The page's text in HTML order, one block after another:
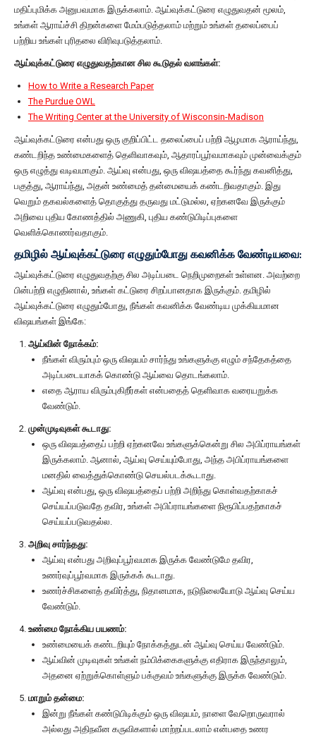
மதிப்புமிக்க அனுபவமாக இருக்கலாம். ஆய்வுக்கட்டுரை எழுதுவதன் மூலம்,
உங்கள் ஆராய்ச்சி திறன்களை மேம்படுத்தலாம் மற்றும் உங்கள் தலைப்பைப்
பற்றிய உங்கள் புரிதலை விரிவுபடுத்தலாம்.
ஆய்வுக்கட்டுரை எழுதுவதற்கான சில கூடுதல் வளங்கள்:
How to Write a Research Paper
The Purdue OWL
The Writing Center at the University of Wisconsin-Madison
ஆய்வுக்கட்டுரை என்பது ஒரு குறிப்பிட்ட தலைப்பைப் பற்றி ஆழமாக ஆராய்ந்து,
கண்டறிந்த உண்மைகளைத் தெளிவாகவும், ஆதாரப்பூர்வமாகவும் முன்வைக்கும்
ஒரு எழுத்து வடிவமாகும். ஆய்வு என்பது, ஒரு விஷயத்தை கூர்ந்து கவனித்து,
பகுத்து, ஆராய்ந்து, அதன் உண்மைத் தன்மையைக் கண்டறிவதாகும். இது
வெறும் தகவல்களைத் தொகுத்து தருவது மட்டுமல்ல, ஏற்கனவே இருக்கும்
அறிவை புதிய கோணத்தில் அணுகி, புதிய கண்டுபிடிப்புகளை
வெளிக்கொணர்வதாகும்.
தமிழில் ஆய்வுக்கட்டுரை எழுதும்போது கவனிக்க வேண்டியவை:
ஆய்வுக்கட்டுரை எழுதுவதற்கு சில அடிப்படை நெறிமுறைகள் உள்ளன. அவற்றை
பின்பற்றி எழுதினால், உங்கள் கட்டுரை சிறப்பானதாக இருக்கும். தமிழில்
ஆய்வுக்கட்டுரை எழுதும்போது, நீங்கள் கவனிக்க வேண்டிய முக்கியமான
விஷயங்கள் இங்கே:
ஆய்வின் நோக்கம்:
நீங்கள் விரும்பும் ஒரு விஷயம் சார்ந்து உங்களுக்கு எழும் சந்தேகத்தை
அடிப்படையாகக் கொண்டு ஆய்வை தொடங்கலாம்.
எதை ஆராய விரும்புகிறீர்கள் என்பதைத் தெளிவாக வரையறுக்க
வேண்டும்.
முன்முடிவுகள் கூடாது:
ஒரு விஷயத்தைப் பற்றி ஏற்கனவே உங்களுக்கென்று சில அபிப்ராயங்கள்
இருக்கலாம். ஆனால், ஆய்வு செய்யும்போது, அந்த அபிப்ராயங்களை
மனதில் வைத்துக்கொண்டு செயல்படக்கூடாது.
ஆய்வு என்பது, ஒரு விஷயத்தைப் பற்றி அறிந்து கொள்வதற்காகச்
செய்யப்படுவதே தவிர, உங்கள் அபிப்ராயங்களை நிரூபிப்பதற்காகச்
செய்யப்படுவதல்ல.
அறிவு சார்ந்தது:
ஆய்வு என்பது அறிவுப்பூர்வமாக இருக்க வேண்டுமே தவிர,
உணர்வுப்பூர்வமாக இருக்கக் கூடாது.
உணர்ச்சிகளைத் தவிர்த்து, நிதானமாக, நடுநிலையோடு ஆய்வு செய்ய
வேண்டும்.
உண்மை நோக்கிய பயணம்:
உண்மையைக் கண்டறியும் நோக்கத்துடன் ஆய்வு செய்ய வேண்டும்.
ஆய்வின் முடிவுகள் உங்கள் நம்பிக்கைகளுக்கு எதிராக இருந்தாலும்,
அதனை ஏற்றுக்கொள்ளும் பக்குவம் உங்களுக்கு இருக்க வேண்டும்.
மாறும் தன்மை:
இன்று நீங்கள் கண்டுபிடிக்கும் ஒரு விஷயம், நாளை வேறொருவரால்
அல்லது அதிநவீன கருவிகளால் மாற்றப்படலாம் என்பதை உணர